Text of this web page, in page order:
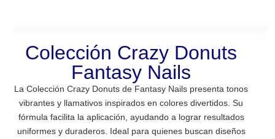
Colección Crazy Donuts
Fantasy Nails
La Colección Crazy Donuts de Fantasy Nails presenta tonos
vibrantes y llamativos inspirados en colores divertidos. Su
fórmula facilita la aplicación, ayudando a lograr resultados
uniformes y duraderos. Ideal para quienes buscan diseños